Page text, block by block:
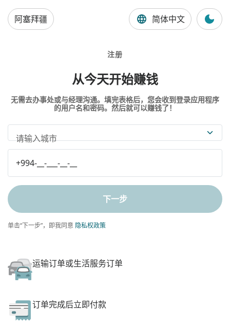
阿塞拜疆 简体中文
注册
从今天开始赚钱
无需去办事处或与经理沟通。填完表格后，您会收到登录应用程序
的用户名和密码。然后就可以赚钱了！
请输入城市
下一步
单击“下一步”，即我同意 隐私权政策
运输订单或生活服务订单
订单完成后立即付款